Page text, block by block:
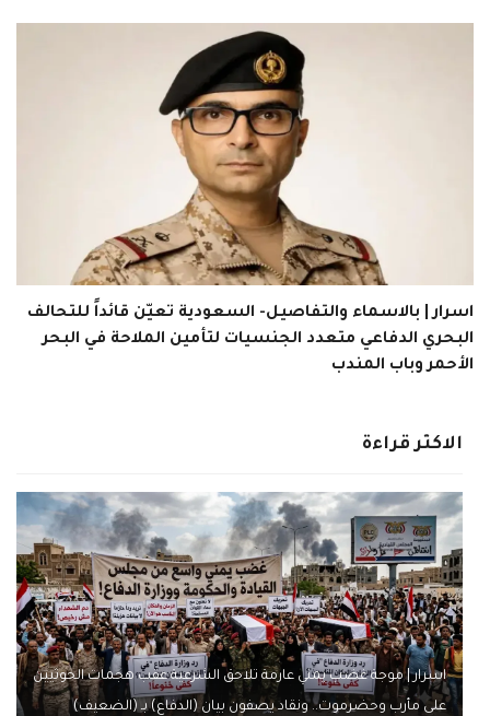
اسرار | بالاسماء والتفاصيل- السعودية تعيّن قائداً للتحالف
البحري الدفاعي متعدد الجنسيات لتأمين الملاحة في البحر
الأحمر وباب المندب
الاكثر قراءة
اسرار | موجة غضب يمني عارمة تلاحق الشرعية عقب هجمات الحوثيين
على مأرب وحضرموت.. ونقاد يصفون بيان (الدفاع) بـ (الضعيف)